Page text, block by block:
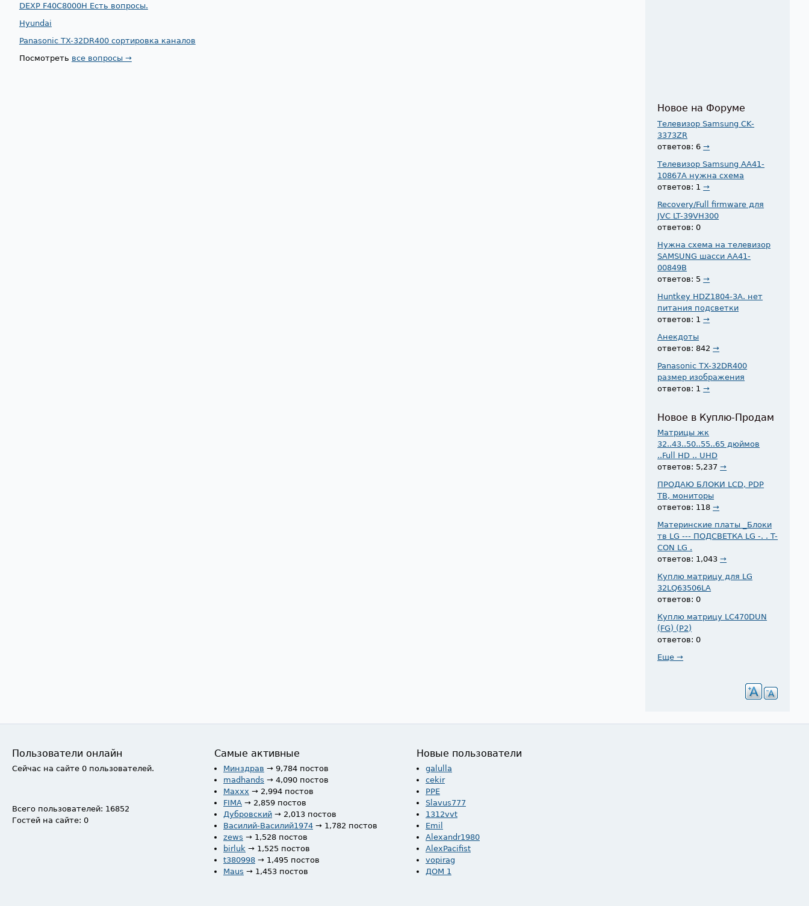
DEXP F40C8000H Есть вопросы.
Hyundai
Panasonic TX-32DR400 сортировка каналов
Посмотреть все вопросы →
Новое на Форуме
Телевизор Samsung CK-
3373ZR
ответов: 6→
Телевизор Samsung AA41-
10867A нужна схема
ответов: 1→
Recovery/Full firmware для
JVC LT-39VH300
ответов: 0
Нужна схема на телевизор
SAMSUNG шасси AA41-
00849B
ответов: 5→
Huntkey HDZ1804-3A. нет
питания подсветки
ответов: 1→
Анекдоты
ответов: 842→
Panasonic TX-32DR400
размер изображения
ответов: 1→
Новое в Куплю-Продам
Матрицы жк
32..43..50..55..65 дюймов
..Full HD .. UHD
ответов: 5,237→
ПРОДАЮ БЛОКИ LCD, PDP
ТВ, мониторы
ответов: 118→
Материнские платы _Блоки
тв LG --- ПОДСВЕТКА LG -. . T-
CON LG .
ответов: 1,043→
Куплю матрицу для LG
32LQ63506LA
ответов: 0
Куплю матрицу LC470DUN
(FG) (P2)
ответов: 0
Еще →
Пользователи онлайн
Сейчас на сайте 0 пользователей.
Всего пользователей: 16852
Гостей на сайте: 0
Самые активные
Минздрав → 9,784 постов
madhands → 4,090 постов
Maxxx → 2,994 постов
FIMA → 2,859 постов
Дубровский → 2,013 постов
Василий-Василий1974 → 1,782 постов
zews → 1,528 постов
birluk → 1,525 постов
t380998 → 1,495 постов
Maus → 1,453 постов
Новые пользователи
galulla
cekir
PPE
Slavus777
1312vvt
Emil
Alexandr1980
AlexPacifist
vopirag
ДОМ 1